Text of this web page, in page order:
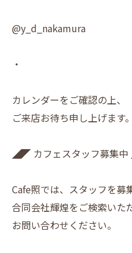
@y_d_nakamura
・
カレンダーをご確認の上、
ご来店お待ち申し上げます。
◢◤ カフェスタッフ募集
Cafe照では、スタッフを募
合同会社輝煌をご検索いた
お問い合わせください。